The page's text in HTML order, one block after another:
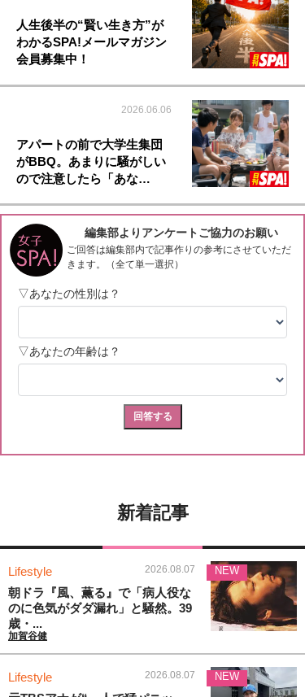
人生後半の“賢い生き方”が
わかるSPA!メールマガジン
会員募集中！
2026.06.06
アパートの前で大学生集団
がBBQ。あまりに騒がしい
ので注意したら「あな…
新着記事
Lifestyle 2026.08.07
朝ドラ『風、薫る』で「病人役な
のに色気がダダ漏れ」と騒然。39
歳・...
加賀谷健
NEW
Lifestyle 2026.08.07 NEW